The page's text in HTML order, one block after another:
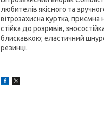
любителів якісного та
вітрозахисна куртка,
стійка до розривів,
блискавкою; еластичний
резинці.